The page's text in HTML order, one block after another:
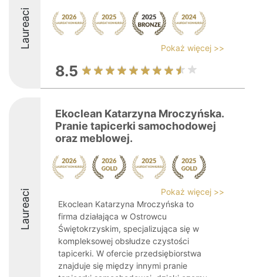
Laureaci Pokaż więcej >>
8.5
Laureaci
Ekoclean Katarzyna Mroczyńska.
Pranie tapicerki samochodowej
oraz meblowej.
Pokaż więcej >>
Ekoclean Katarzyna Mroczyńska to
firma działająca w Ostrowcu
Świętokrzyskim, specjalizująca się w
kompleksowej obsłudze czystości
tapicerki. W ofercie przedsiębiorstwa
znajduje się między innymi pranie